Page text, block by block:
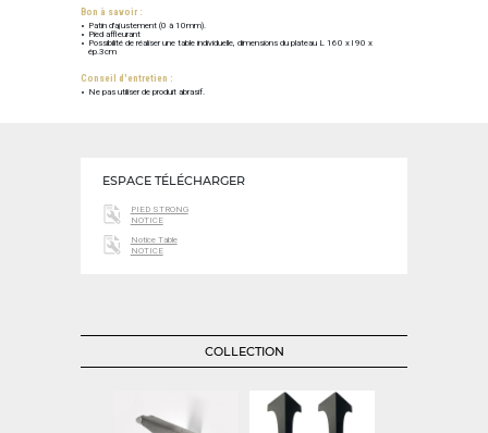
Bon à savoir :
Patin d'ajustement (0 à 10mm).
Pied affleurant
Possibilité de réaliser une table individuelle, dimensions du plateau L 160 x l 90 x
ép.3cm
Conseil d'entretien :
Ne pas utiliser de produit abrasif.
ESPACE TÉLÉCHARGER
PIED STRONG
NOTICE
Notice Table
NOTICE
COLLECTION